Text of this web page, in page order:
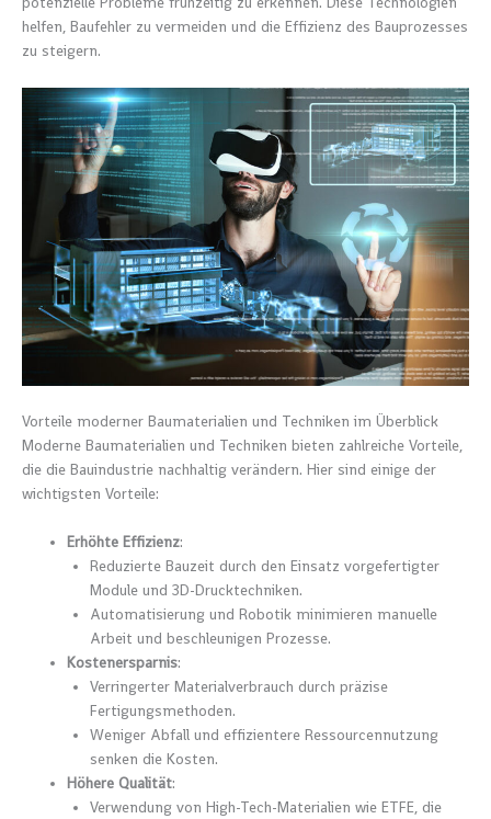
helfen, Baufehler zu vermeiden und die Effizienz des Bauprozesses
zu steigern.
Vorteile moderner Baumaterialien und Techniken im Überblick
Moderne Baumaterialien und Techniken bieten zahlreiche Vorteile,
die die Bauindustrie nachhaltig verändern. Hier sind einige der
wichtigsten Vorteile:
Erhöhte Effizienz:
Reduzierte Bauzeit durch den Einsatz vorgefertigter
Module und 3D-Drucktechniken.
Automatisierung und Robotik minimieren manuelle
Arbeit und beschleunigen Prozesse.
Kostenersparnis:
Verringerter Materialverbrauch durch präzise
Fertigungsmethoden.
Weniger Abfall und effizientere Ressourcennutzung
senken die Kosten.
Höhere Qualität:
Verwendung von High-Tech-Materialien wie ETFE, die